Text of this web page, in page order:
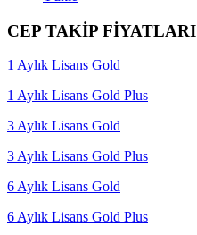
CEP TAKİP FİYATLARI
1 Aylık Lisans Gold
1 Aylık Lisans Gold Plus
3 Aylık Lisans Gold
3 Aylık Lisans Gold Plus
6 Aylık Lisans Gold
6 Aylık Lisans Gold Plus